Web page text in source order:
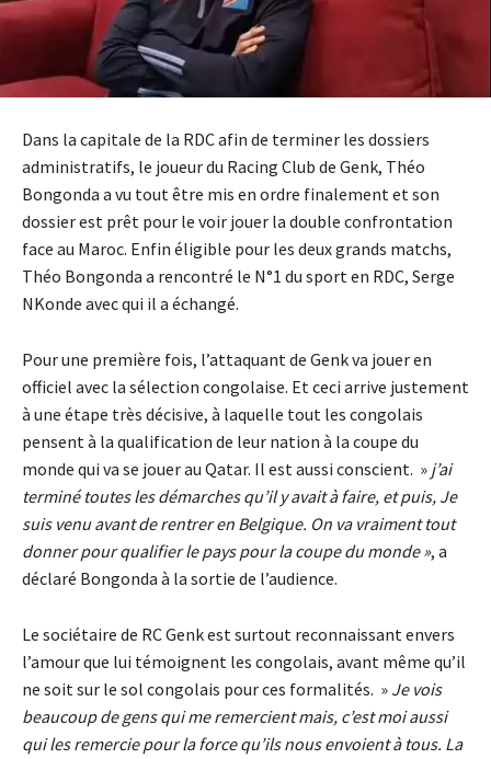
Dans la capitale de la RDC afin de terminer les dossiers
administratifs, le joueur du Racing Club de Genk, Théo
Bongonda a vu tout être mis en ordre finalement et son
dossier est prêt pour le voir jouer la double confrontation
face au Maroc. Enfin éligible pour les deux grands matchs,
Théo Bongonda a rencontré le N°1 du sport en RDC, Serge
NKonde avec qui il a échangé.
Pour une première fois, l’attaquant de Genk va jouer en
officiel avec la sélection congolaise. Et ceci arrive justement
à une étape très décisive, à laquelle tout les congolais
pensent à la qualification de leur nation à la coupe du
monde qui va se jouer au Qatar. Il est aussi conscient. » j’ai
terminé toutes les démarches qu’il y avait à faire, et puis, Je
suis venu avant de rentrer en Belgique. On va vraiment tout
donner pour qualifier le pays pour la coupe du monde », a
déclaré Bongonda à la sortie de l’audience.
Le sociétaire de RC Genk est surtout reconnaissant envers
l’amour que lui témoignent les congolais, avant même qu’il
ne soit sur le sol congolais pour ces formalités. » Je vois
beaucoup de gens qui me remercient mais, c’est moi aussi
qui les remercie pour la force qu’ils nous envoient à tous. La